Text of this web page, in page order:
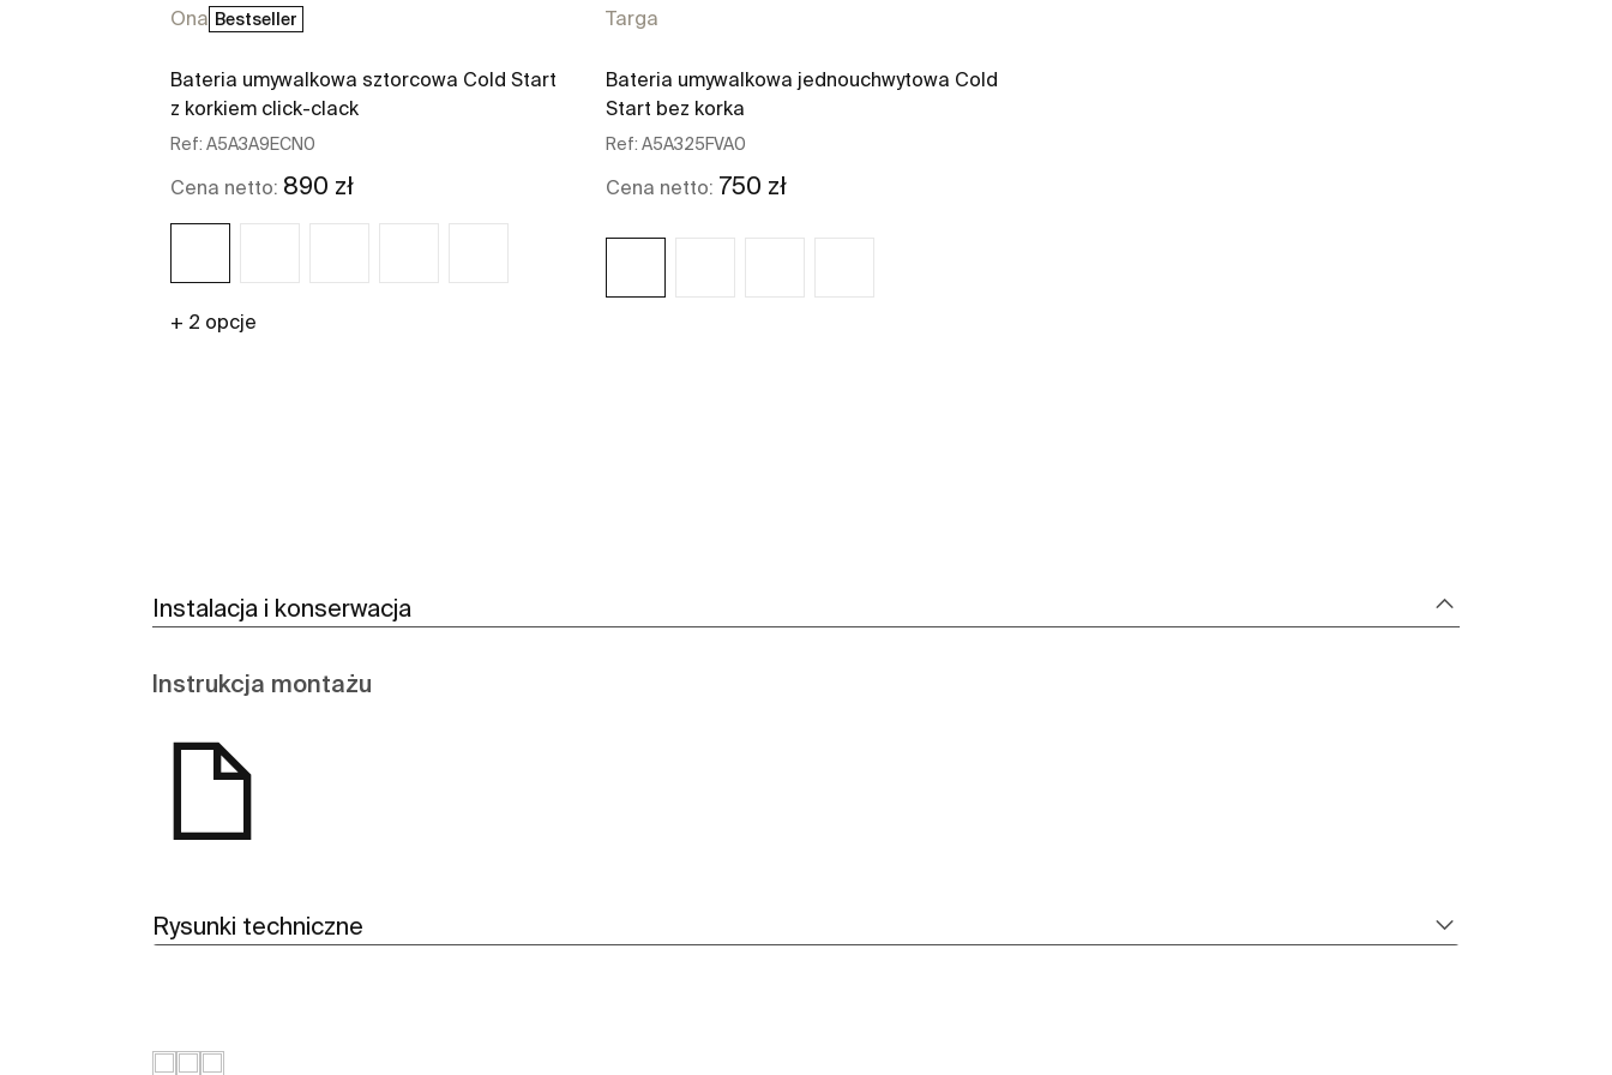
Ona Bestseller
Bateria umywalkowa sztorcowa Cold Start
z korkiem click-clack
Ref: A5A3A9ECN0
Cena netto: 890 zł
+ 2 opcje
Targa
Bateria umywalkowa jednouchwytowa Cold
Start bez korka
Ref:A5A325FVA0
Cena netto: 750 zł
Instalacja i konserwacja
Instrukcja montażu
Rysunki techniczne